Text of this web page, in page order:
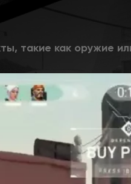
такие как оружие